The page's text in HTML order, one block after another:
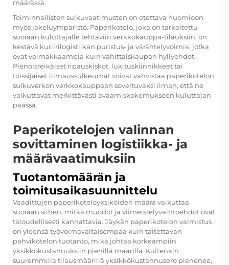
määrässä.
Toiminnallisten sulkuvaatimusten on otettava huomioon
myös jakeluympäristö. Paperikotelo, joka on tarkoitettu
suoraan kuluttajalle tehtäviin verkkokauppa-tilauksiin, on
kestävä kuriirilogistiikan puristus- ja värähtelyvoimia, jotka
ovat voimakkaampia kuin vähittäiskaupan hyllyehdot.
Pienoisreikäiset ripauskiskot, lukituskiinnikkeet tai
toissijaiset liimaussulkeumat voivat vahvistaa paperikotelon
sulkuverkon verkkokauppaan soveltuvaksi ilman, että ne
vaikuttavat merkittävästi avaamiskokemukseen kuluttajan
päässä.
Paperikotelojen valinnan
sovittaminen logistiikka- ja
määrävaatimuksiin
Tuotantomäärän ja
toimitusaikasuunnittelu
Vaadittujen paperikoteloyksiköiden määrä vaikuttaa
suoraan siihen, mitkä muodot ja viimeistelyvaihtoehdot ovat
taloudellisesti kannattavia. Jäykän paperikotelon valmistus
on yleensä työvoimavaltaisempaa kuin taitettavan
pahvikotelon tuotanto, mikä johtaa korkeampiin
yksikkökustannuksiin pienillä määrillä. Kuitenkin
suuremmilla tilausmäärillä yksikkökustannusero pienenee,